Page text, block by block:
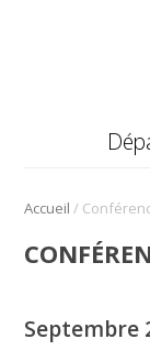
Accueil /
Septembre